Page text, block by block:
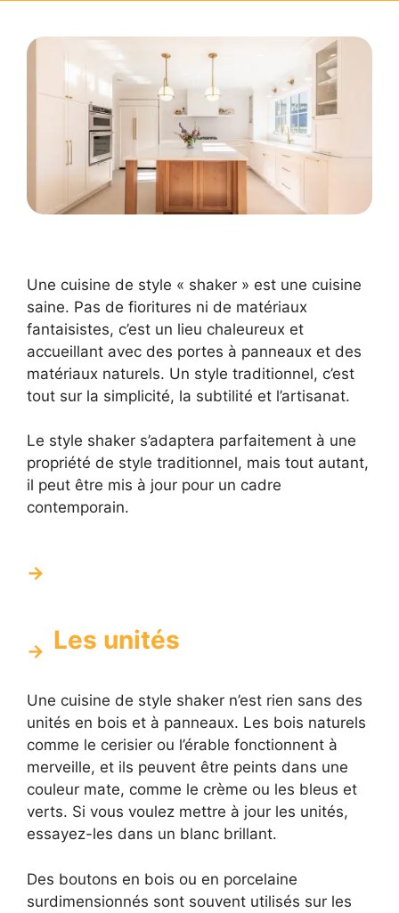
Une cuisine de style « shaker » est une cuisine
saine. Pas de fioritures ni de matériaux
fantaisistes, c’est un lieu chaleureux et
accueillant avec des portes à panneaux et des
matériaux naturels. Un style traditionnel, c’est
tout sur la simplicité, la subtilité et l’artisanat.
Le style shaker s’adaptera parfaitement à une
propriété de style traditionnel, mais tout autant,
il peut être mis à jour pour un cadre
contemporain.
Les unités
Une cuisine de style shaker n’est rien sans des
unités en bois et à panneaux. Les bois naturels
comme le cerisier ou l’érable fonctionnent à
merveille, et ils peuvent être peints dans une
couleur mate, comme le crème ou les bleus et
verts. Si vous voulez mettre à jour les unités,
essayez-les dans un blanc brillant.
Des boutons en bois ou en porcelaine
surdimensionnés sont souvent utilisés sur les